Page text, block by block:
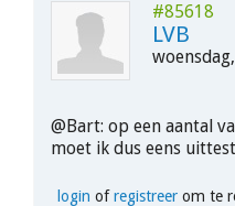
#85618
LVB
@Bart: op een aantal
moet ik dus eens
login ofregistreerom te